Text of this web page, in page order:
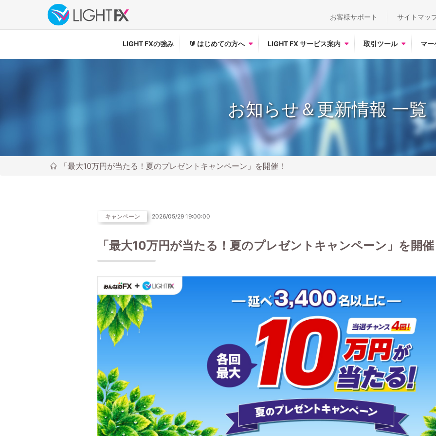
お客様サポート サイトマッ
LIGHT FXの強み 🔰 はじめての方へ LIGHT FX サービス案内 取引ツール マー
お知らせ＆更新情報 一覧
「最大10万円が当たる！夏のプレゼントキャンペーン」を開催！
キャンペーン 2026/05/29 19:00:00
「最大10万円が当たる！夏のプレゼントキャンペーン」を開